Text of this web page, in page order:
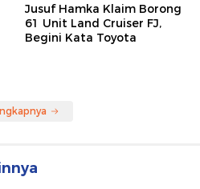
Jusuf Hamka Klaim Borong
61 Unit Land Cruiser FJ,
Begini Kata Toyota